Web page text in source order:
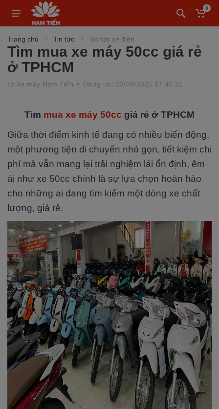
0
Trang chủ Tin tức Tin tức xe điện
Tìm mua xe máy 50cc giá rẻ
ở TPHCM
từ Xe máy Nam Tiến Đăng lúc: 23/09/2025 17:45:31
Tìm mua xe máy 50cc giá rẻ ở TPHCM
Giữa thời điểm kinh tế đang có nhiều biến động,
một phương tiện di chuyển nhỏ gọn, tiết kiệm chi
phí mà vẫn mang lại trải nghiệm lái ổn định, êm
ái như xe 50cc chính là sự lựa chọn hoàn hảo
cho những ai đang tìm kiếm một dòng xe chất
lượng, giá rẻ.